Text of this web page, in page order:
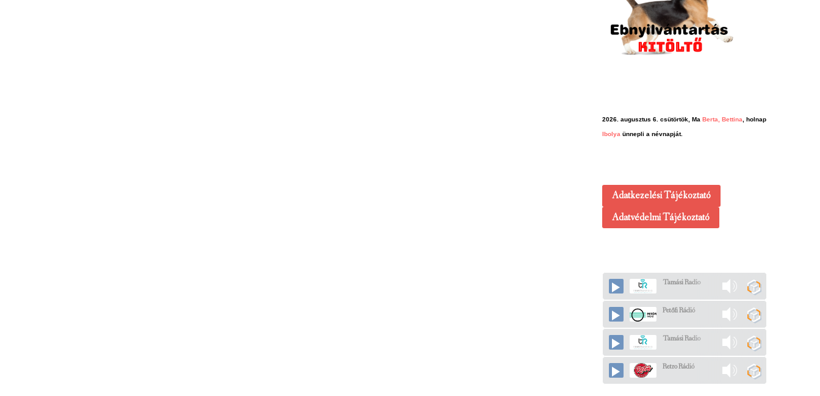
2026. augusztus 6. csütörtök, Ma Berta, Bettina , holnap
Ibolya ünnepli a névnapját.
Adatkezelési Tájékoztató
Adatvédelmi Tájékoztató
Tamási Radio
Petőfi Rádió
Tamási Radio
Retro Rádió